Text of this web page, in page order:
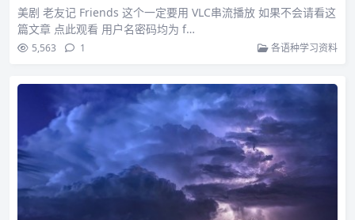
美剧 老友记 Friends 这个一定要用 VLC串流播放 如果不会请看这
篇文章 点此观看 用户名密码均为 f…
5,563 1 各语种学习资料